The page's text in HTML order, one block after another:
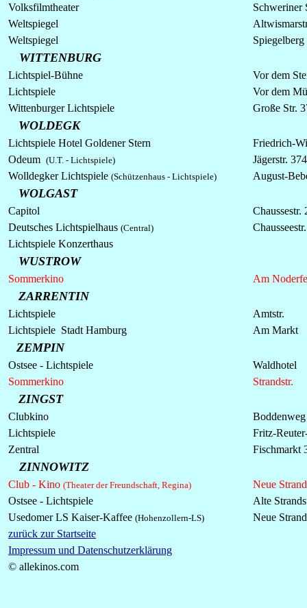
Volksfilmtheater
Schweriner
Weltspiegel
Weltspiegel
Spiegelberg
WITTENBURG
Lichtspiel-Bühne
Vor dem
Lichtspiele
Vor dem
WittenburgerLichtspiele Große Str.
WOLDEGK
Lichtspiele Hotel Goldener Stern
Friedrich-
Odeum (U.T. - Lichtspiele)
Jägerstr. 374
Wolldegker Lichtspiele (Schützenhaus - Lichtspiele) August-
WOLGAST
Capitol
Chaussestr.
Deutsches Lichtspielhaus (Central)
Lichtspiele Konzerthaus
WUSTROW
Sommerkino Am
ZARRENTIN
Lichtspiele
Amtstr.
Lichtspiele Stadt Hamburg
Am Markt
ZEMPIN
Ostsee - Lichtspiele
Waldhotel
Sommerkino
Strandstr.
ZINGST
Clubkino
Lichtspiele
Fritz-
Zentral
Fischmarkt
ZINNOWITZ
Club - Kino (Theater der Freundschaft, Regina)
Neue
Ostsee - Lichtspiele
Alte
UsedomerLS Kaiser-Kaffee (Hohenzollern-LS)
Neue
zurück zur Startseite
Impressum und Datenschutzerklärung
© allekinos.com